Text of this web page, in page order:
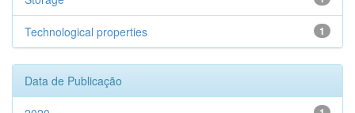
1
Technological properties
Data de Publicação